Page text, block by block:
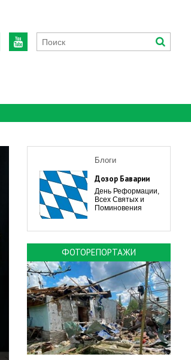
Блоги
Дозор Баварии
День Реформации,
Всех Святых и
Поминовения
ФОТОРЕПОРТАЖИ